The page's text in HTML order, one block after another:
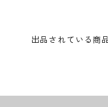
出品されている商